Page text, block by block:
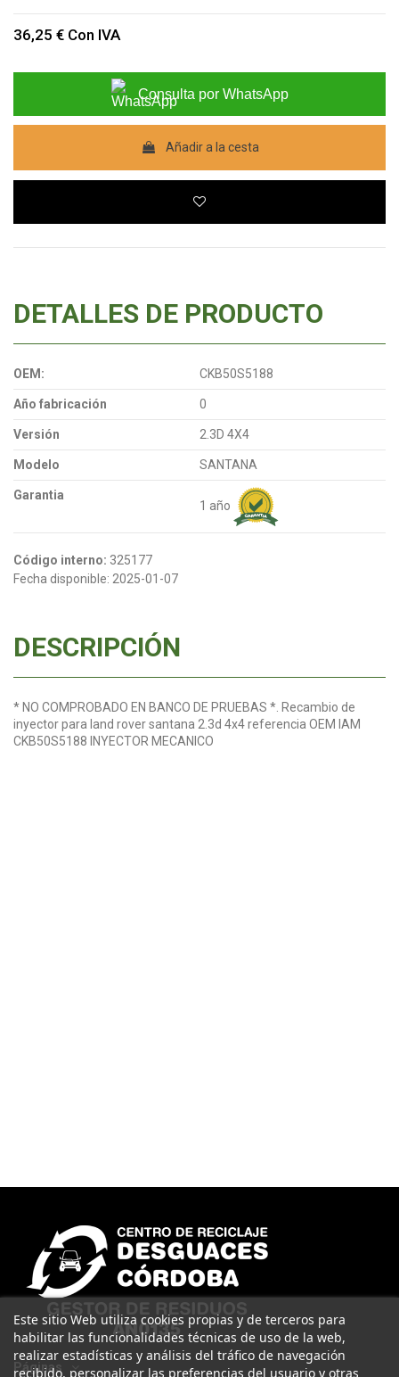
36,25 € Con IVA
Consulta por WhatsApp
Añadir a la cesta
DETALLES DE PRODUCTO
OEM: CKB50S5188
Año fabricación 0
Versión 2.3D 4X4
Modelo SANTANA
Garantia
1 año
Código interno: 325177
Fecha disponible: 2025-01-07
DESCRIPCIÓN
* NO COMPROBADO EN BANCO DE PRUEBAS *. Recambio de
inyector para land rover santana 2.3d 4x4 referencia OEM IAM
CKB50S5188 INYECTOR MECANICO
Páginas
Este sitio Web utiliza cookies propias y de terceros para
habilitar las funcionalidades técnicas de uso de la web,
realizar estadísticas y análisis del tráfico de navegación
recibido, personalizar las preferencias del usuario y otras